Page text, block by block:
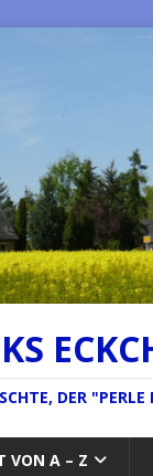
DER
VON A – Z